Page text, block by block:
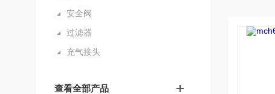
安全阀
过滤器
充气接头
查看全部产品